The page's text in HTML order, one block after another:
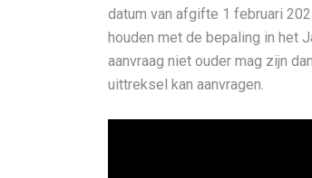
datum van afgifte 1 februari
houden met de bepaling in het
aanvraag niet ouder mag zijn
uittreksel kan aanvragen.